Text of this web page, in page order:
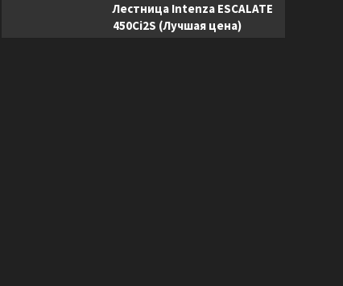
Лестница Intenza ESCALATE
450Ci2S (Лучшая цена)